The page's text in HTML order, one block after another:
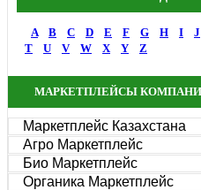
A B C D E F G H I J
T
U V W X Y Z
МАРКЕТПЛЕЙСЫ КОМПАНИИ
Маркетплейс Казахстана
Агро Маркетплейс
Био Маркетплейс
Органика Маркетплейс